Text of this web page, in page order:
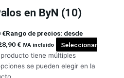
en ByN (10)
€Rango de precios: desde
€ IVA incluido
Seleccionar
tiene múltiples
se pueden elegir en la